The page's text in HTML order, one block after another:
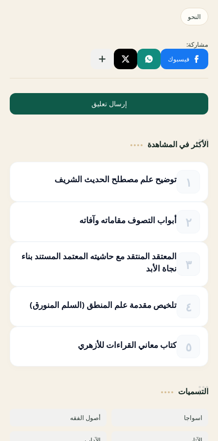
إرسال تعليق
الأكثر في المشاهدة
توضيح علم مصطلح الحديث الشريف
أبواب التصوف مقاماته وآفاته
المعتقد المنتقد مع حاشيته المعتمد المستند بناء
نجاة الأبد
تلخيص مقدمة علم المنطق (السلم المنورق)
كتاب معاني القراءات للأزهري
التسميات